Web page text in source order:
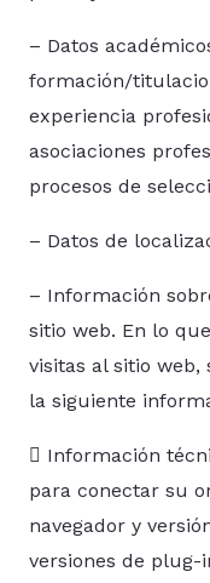
– Datos
formación/
experiencia
asociaciones
procesos de
– Datos de
– Información
sitio web. En lo
visitas al sitio
la siguiente
 Información
para conectar su
navegador y
versiones de plug-